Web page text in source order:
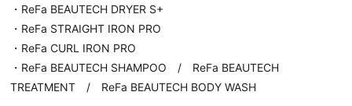
・ReFa BEAUTECH DRYER S+
・ReFa STRAIGHT IRON PRO
・ReFa CURL IRON PRO
・ReFa BEAUTECH SHAMPOO / ReFa BEAUTECH
TREATMENT / ReFa BEAUTECH BODY WASH